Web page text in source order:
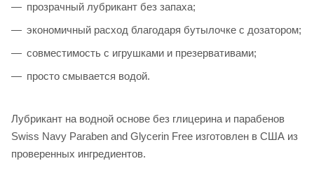
прозрачный лубрикант без запаха;
экономичный расход благодаря бутылочке с дозатором;
совместимость с игрушками и презервативами;
просто смывается водой.
Лубрикант на водной основе без глицерина и парабенов
Swiss Navy Paraben and Glycerin Free изготовлен в США из
проверенных ингредиентов.